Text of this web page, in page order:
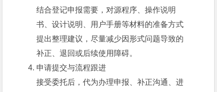
结合登记申报需要，对源程序、操作说明
书、设计说明、用户手册等材料的准备方式
提出整理建议，尽量减少因形式问题导致的
补正、退回或后续使用障碍。
申请提交与流程跟进
接受委托后，代为办理申报、补正沟通、进